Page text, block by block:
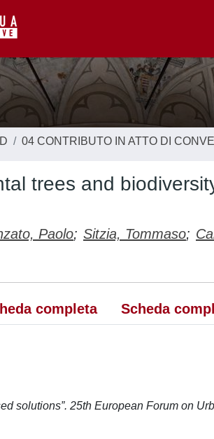
04 CONTRIBUTO IN ATTO DI
trees and
Paolo; Sitzia, Tommaso;
completa Scheda
solutions”. 25th European Forum on